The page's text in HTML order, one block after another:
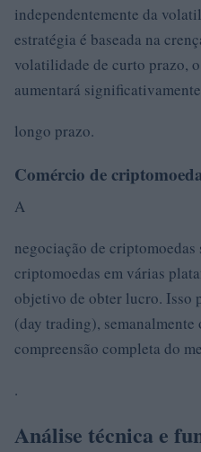
independentemente da
estratégia é baseada na
volatilidade de curto prazo,
aumentará
longo prazo.
Comércio de
A
negociação de criptomoedas
criptomoedas em várias
objetivo de obter lucro. Isso
(day trading), semanalmente
compreensão completa do
.
Análise técnica e